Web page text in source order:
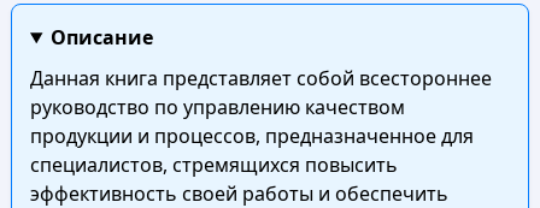
Описание
Данная книга представляет собой всестороннее
руководство по управлению качеством
продукции и процессов, предназначенное для
специалистов, стремящихся повысить
эффективность своей работы и обеспечить